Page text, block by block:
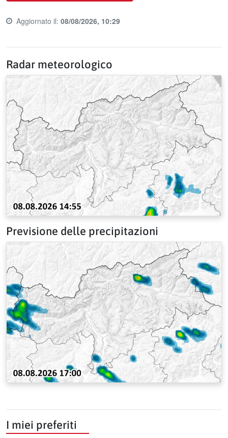
Last update time:
Aggiornato il: 08/08/2026, 10:29
Radar meteorologico
Previsione delle precipitazioni
I miei preferiti